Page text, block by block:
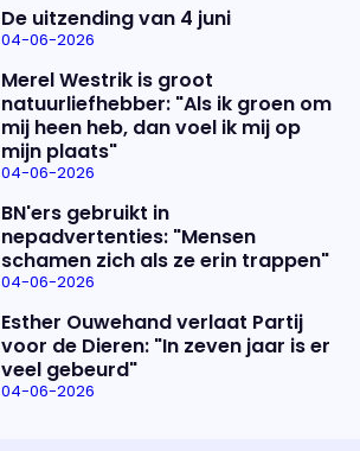
De uitzending van 4 juni
04-06-2026
Merel Westrik is groot
natuurliefhebber: "Als ik groen om
mij heen heb, dan voel ik mij op
mijn plaats"
04-06-2026
BN'ers gebruikt in
nepadvertenties: "Mensen
schamen zich als ze erin trappen"
04-06-2026
Esther Ouwehand verlaat Partij
voor de Dieren: "In zeven jaar is er
veel gebeurd"
04-06-2026